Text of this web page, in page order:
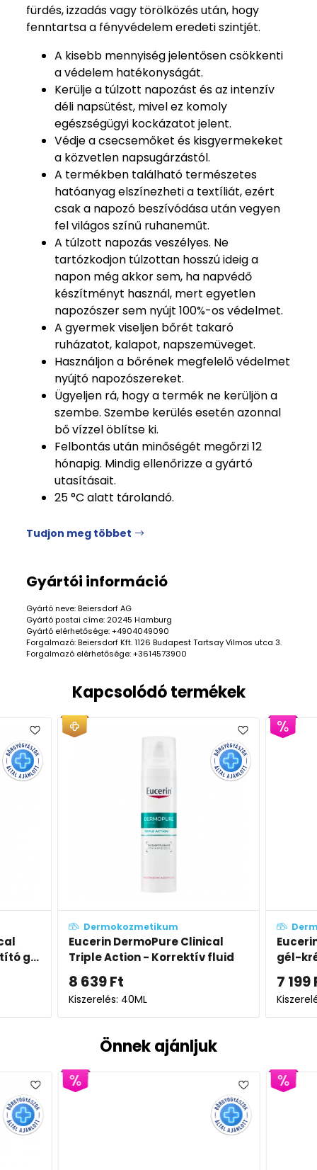
fürdés, izzadás vagy törölközés után, hogy
fenntartsa a fényvédelem eredeti szintjét.
A kisebb mennyiség jelentősen csökkenti
a védelem hatékonyságát.
Kerülje a túlzott napozást és az intenzív
déli napsütést, mivel ez komoly
egészségügyi kockázatot jelent.
Védje a csecsemőket és kisgyermekeket
a közvetlen napsugárzástól.
A termékben található természetes
hatóanyag elszínezheti a textíliát, ezért
csak a napozó beszívódása után vegyen
fel világos színű ruhaneműt.
A túlzott napozás veszélyes. Ne
tartózkodjon túlzottan hosszú ideig a
napon még akkor sem, ha napvédő
készítményt használ, mert egyetlen
napozószer sem nyújt 100%-os védelmet.
A gyermek viseljen bőrét takaró
ruházatot, kalapot, napszemüveget.
Használjon a bőrének megfelelő védelmet
nyújtó napozószereket.
Ügyeljen rá, hogy a termék ne kerüljön a
szembe. Szembe kerülés esetén azonnal
bő vízzel öblítse ki.
Felbontás után minőségét megőrzi 12
hónapig. Mindig ellenőrizze a gyártó
utasításait.
25 °C alatt tárolandó.
Tudjon meg többet
Gyártói információ
Gyártó neve: Beiersdorf AG
Gyártó postai címe: 20245 Hamburg
Gyártó elérhetősége: +4904049090
Forgalmazó: Beiersdorf Kft. 1126 Budapest Tartsay Vilmos utca 3.
Forgalmazó elérhetősége: +3614573900
Kapcsolódó termékek
g...
Dermokozmetikum
Eucerin DermoPure Clinical
Triple Action - Korrektív fluid
8 639Ft
Kiszerelés: 40ML
gél-
7 199
Önnek ajánljuk